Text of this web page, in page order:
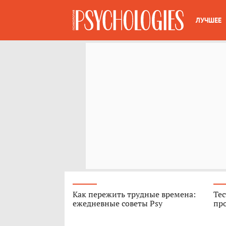
ЛУЧШЕЕ
Как пережить трудные времена:
ежедневные советы Psy